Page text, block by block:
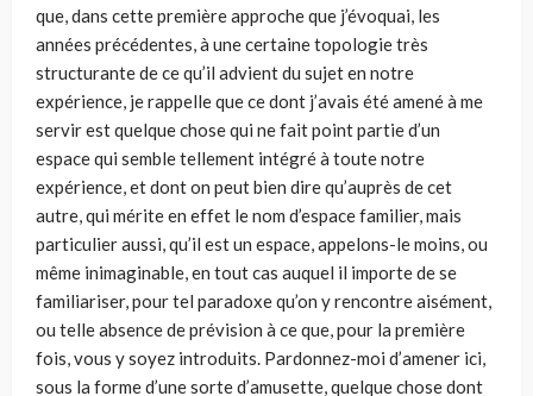
que, dans cette pre­mière approche que j’évoquai, les
années précédentes, à une certaine topologie très
structurante de ce qu’il advient du sujet en notre
expérience, je rappelle que ce dont j’avais été amené à me
servir est quelque chose qui ne fait point partie d’un
espace qui semble tellement intégré à toute notre
expérience, et dont on peut bien dire qu’auprès de cet
autre, qui mérite en effet le nom d’espace fami­lier, mais
particulier aussi, qu’il est un espace, appelons-le moins, ou
même inimaginable, en tout cas auquel il importe de se
familiariser, pour tel paradoxe qu’on y rencontre aisément,
ou telle absence de prévision à ce que, pour la pre­mière
fois, vous y soyez introduits. Pardonnez-moi d’amener ici,
sous la forme d’une sorte d’amusette, quelque chose dont